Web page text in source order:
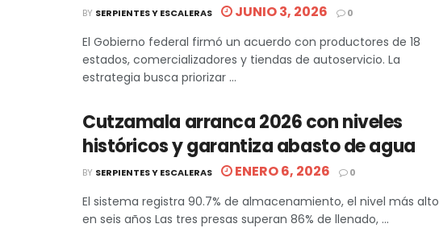
BY SERPIENTES Y ESCALERAS JUNIO 3, 2026 0
El Gobierno federal firmó un acuerdo con productores de 18
estados, comercializadores y tiendas de autoservicio. La
estrategia busca priorizar ...
Cutzamala arranca 2026 con niveles
históricos y garantiza abasto de agua
BY SERPIENTES Y ESCALERAS ENERO 6, 2026 0
El sistema registra 90.7% de almacenamiento, el nivel más alto
en seis años Las tres presas superan 86% de llenado, ...